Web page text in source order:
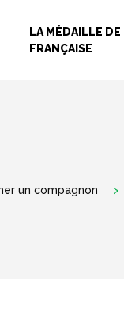
au
LA MÉDAILLE DE
FRANÇAISE
un compagnon